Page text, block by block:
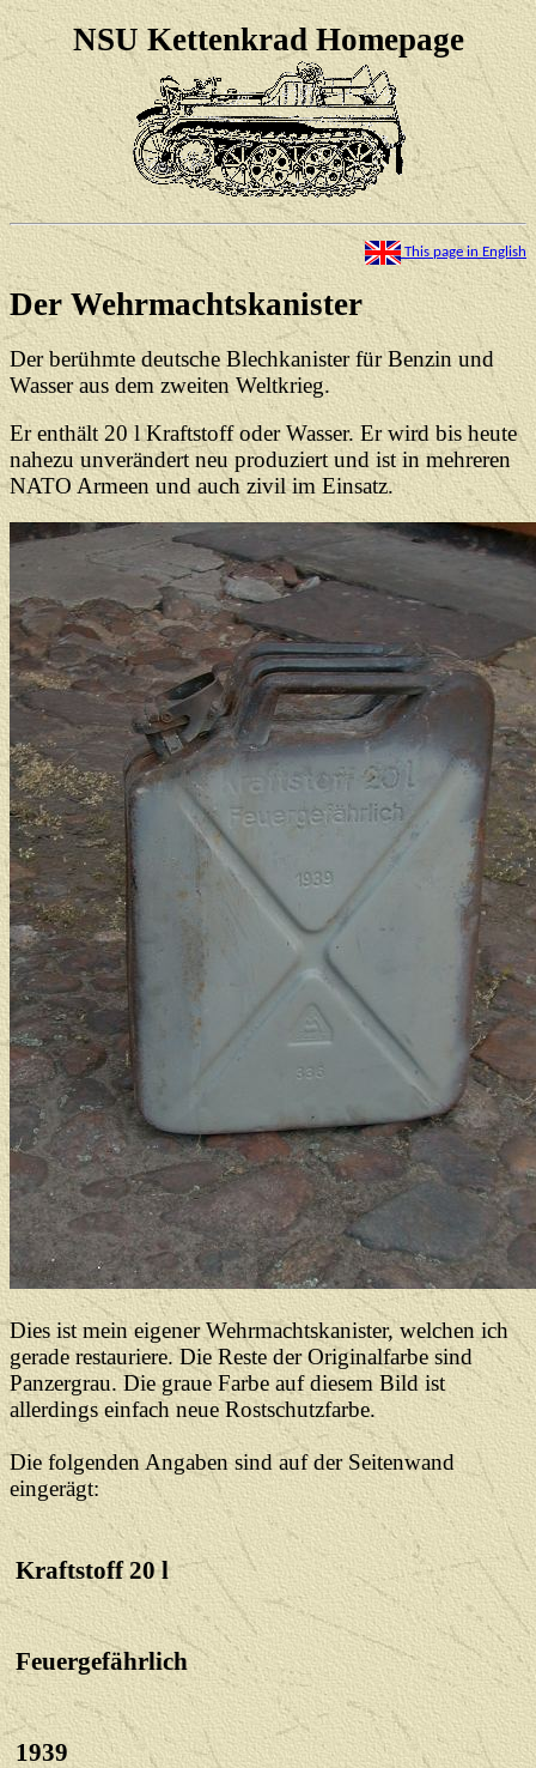
NSU Kettenkrad Homepage
This page in English
Der Wehrmachtskanister
Der berühmte deutsche Blechkanister für Benzin und
Wasser aus dem zweiten Weltkrieg.
Er enthält 20 l Kraftstoff oder Wasser. Er wird bis heute
nahezu unverändert neu produziert und ist in mehreren
NATO Armeen und auch zivil im Einsatz.
Dies ist mein eigener Wehrmachtskanister, welchen ich
gerade restauriere. Die Reste der Originalfarbe sind
Panzergrau. Die graue Farbe auf diesem Bild ist
allerdings einfach neue Rostschutzfarbe.
Die folgenden Angaben sind auf der Seitenwand
eingerägt:
Kraftstoff 20 l
Feuergefährlich
1939